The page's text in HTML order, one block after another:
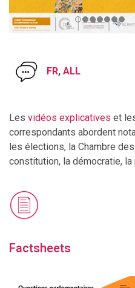
FR, ALL
Les vidéos explicatives et
correspondants abordent
les élections, la Chambre
constitution, la démocratie,
Factsheets